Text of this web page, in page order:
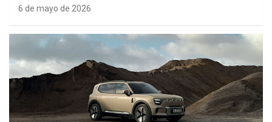
6 de mayo de 2026